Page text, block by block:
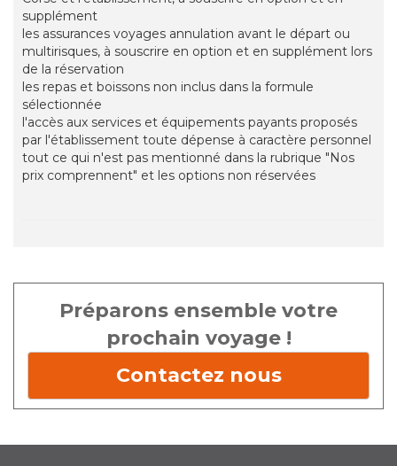
supplément
les assurances voyages annulation avant le départ ou
multirisques, à souscrire en option et en supplément lors
de la réservation
les repas et boissons non inclus dans la formule
sélectionnée
l'accès aux services et équipements payants proposés
par l'établissement toute dépense à caractère personnel
tout ce qui n'est pas mentionné dans la rubrique "Nos
prix comprennent" et les options non réservées
Préparons ensemble votre
prochain voyage !
Contactez nous